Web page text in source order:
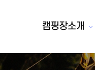
캠핑장소개